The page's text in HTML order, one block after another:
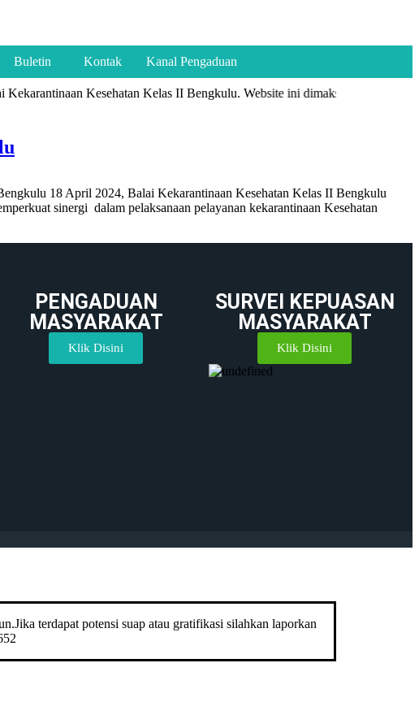
Buletin Kontak Kanal Pengaduan
Kesehatan Kelas II Bengkulu. Website ini dimaksudkan
18 April 2024, Balai Kekarantinaan Kesehatan Kelas II Bengkulu
sinergi dalam pelaksanaan pelayanan kekarantinaan Kesehatan
PENGADUAN
MASYARAKAT
Klik Disini
SURVEI KEPUASAN
MASYARAKAT
Klik Disini
terdapat potensi suap atau gratifikasi silahkan laporkan